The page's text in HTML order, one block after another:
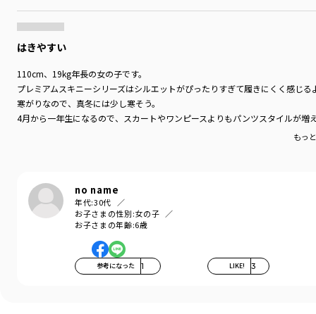
はきやすい
110cm、19kg年長の女の子です。
プレミアムスキニーシリーズはシルエットがぴったりすぎて履きにくく感じ
寒がりなので、真冬には少し寒そう。
4月から一年生になるので、スカートやワンピースよりもパンツスタイルが増
もっ
no name
年代:30代
お子さまの性別:女の子
お子さまの年齢:6歳
参考になった 1 LIKE! 3